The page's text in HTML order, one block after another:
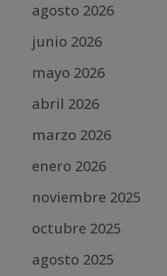
agosto 2026
junio 2026
mayo 2026
abril 2026
marzo 2026
enero 2026
noviembre 2025
octubre 2025
agosto 2025